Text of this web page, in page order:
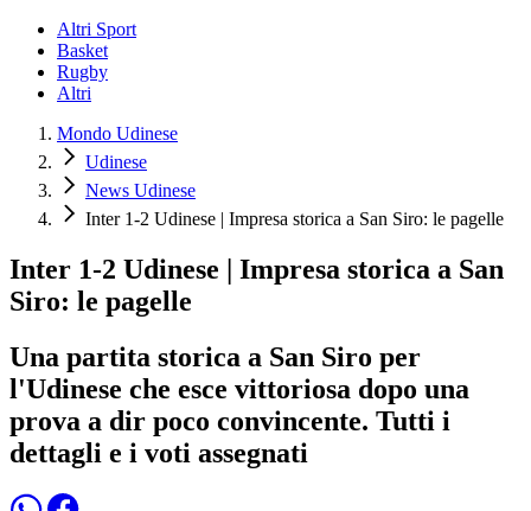
Altri Sport
Basket
Rugby
Altri
Mondo Udinese
Udinese
News Udinese
Inter 1-2 Udinese | Impresa storica a San Siro: le pagelle
Inter 1-2 Udinese | Impresa storica a San
Siro: le pagelle
Una partita storica a San Siro per
l'Udinese che esce vittoriosa dopo una
prova a dir poco convincente. Tutti i
dettagli e i voti assegnati